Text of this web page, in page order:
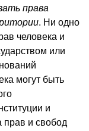
права
. Ни одно
человека и
или
могут быть
и
прав и свобод